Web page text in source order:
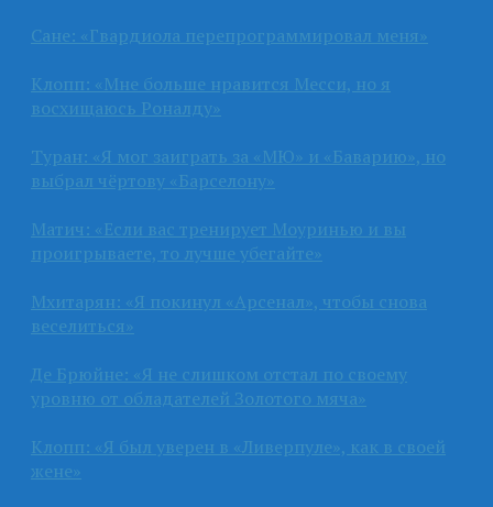
Сане: «Гвардиола перепрограммировал меня»
Клопп: «Мне больше нравится Месси, но я
восхищаюсь Роналду»
Туран: «Я мог заиграть за «МЮ» и «Баварию», но
выбрал чёртову «Барселону»
Матич: «Если вас тренирует Моуринью и вы
проигрываете, то лучше убегайте»
Мхитарян: «Я покинул «Арсенал», чтобы снова
веселиться»
Де Брюйне: «Я не слишком отстал по своему
уровню от обладателей Золотого мяча»
Клопп: «Я был уверен в «Ливерпуле», как в своей
жене»